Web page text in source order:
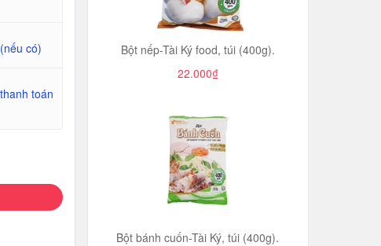
có)
toán
Bột nếp-Tài Ký food, túi (400g).
22.000₫
Bột bánh cuốn-Tài Ký, túi (400g).